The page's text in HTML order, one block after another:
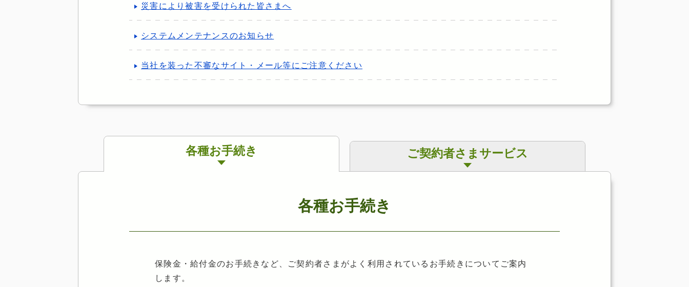
災害により被害を受けられた皆さまへ
システムメンテナンスのお知らせ
当社を装った不審なサイト・メール等にご注意ください
各種お手続き ご契約者さまサービス
各種お手続き
保険金・給付金のお手続きなど、ご契約者さまがよく利用されているお手続きについてご案内
します。